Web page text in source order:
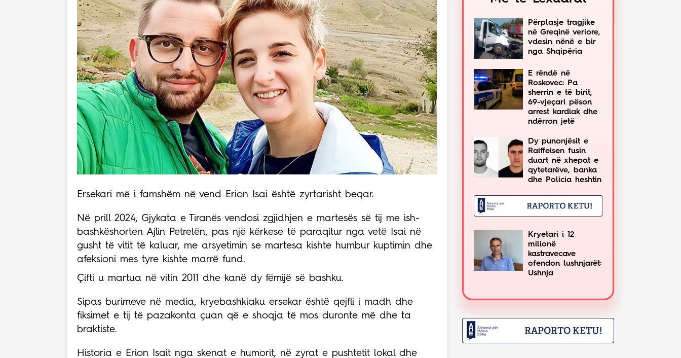
Ersekari më i famshëm në vend Erion Isai është zyrtarisht beqar.
Në prill 2024, Gjykata e Tiranës vendosi zgjidhjen e martesës së tij me ish-
bashkëshorten Ajlin Petrelën, pas një kërkese të paraqitur nga vetë Isai në
gusht të vitit të kaluar, me arsyetimin se martesa kishte humbur kuptimin dhe
afeksioni mes tyre kishte marrë fund.
Çifti u martua në vitin 2011 dhe kanë dy fëmijë së bashku.
Sipas burimeve në media, kryebashkiaku ersekar është qejfli i madh dhe
fiksimet e tij të pazakonta çuan që e shoqja të mos duronte më dhe ta
braktiste.
Historia e Erion Isait nga skenat e humorit, në zyrat e pushtetit lokal dhe
Përplasje tragjike
në Greqinë veriore,
vdesin nënë e bir
nga Shqipëria
E rëndë në
Roskovec: Pa
sherrin e të birit,
69-vjeçari pëson
arrest kardiak dhe
ndërron jetë
Dy punonjësit e
Raiffeisen fusin
duart në xhepat e
qytetarëve, banka
dhe Policia heshtin
Kryetari i 12
milionë
kastravecave
ofendon lushnjarët:
Ushnja